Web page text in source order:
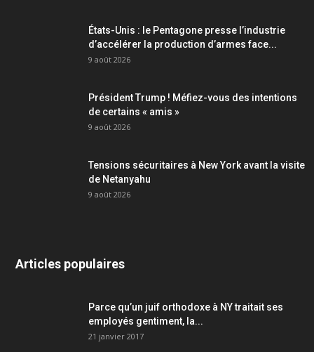
États-Unis : le Pentagone presse l’industrie
d’accélérer la production d’armes face...
9 août 2026
Président Trump ! Méfiez-vous des intentions
de certains « amis »
9 août 2026
Tensions sécuritaires à New York avant la visite
de Netanyahu
9 août 2026
Articles populaires
Parce qu’un juif orthodoxe à NY traitait ses
employés gentiment, la...
21 janvier 2017